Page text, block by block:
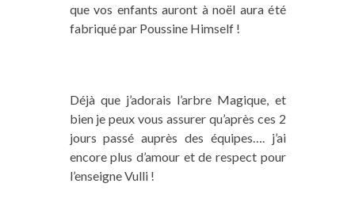
que vos enfants auront à noël aura été
fabriqué par Poussine Himself !
Déjà que j’adorais l’arbre Magique, et
bien je peux vous assurer qu’après ces 2
jours passé auprès des équipes…. j’ai
encore plus d’amour et de respect pour
l’enseigne Vulli !